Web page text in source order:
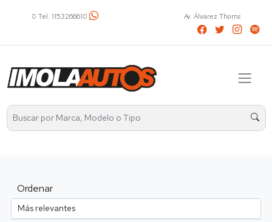
Av. Álvarez Thomas 2401 Tel. 4521-2737 / 1136031799
Ordenar